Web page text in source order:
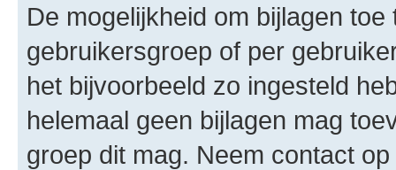
De mogelijkheid om bijlagen
gebruikersgroep of per
het bijvoorbeeld zo ingesteld
helemaal geen bijlagen mag
groep dit mag. Neem contact